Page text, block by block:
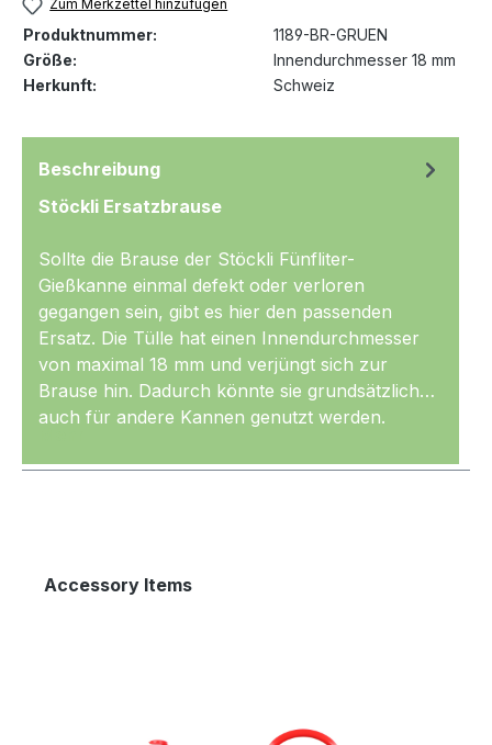
Zum Merkzettel hinzufügen
Produktnummer:
1189-BR-GRUEN
Größe:
Innendurchmesser 18 mm
Herkunft:
Schweiz
Beschreibung
Stöckli Ersatzbrause
Sollte die Brause der Stöckli Fünfliter-
Gießkanne einmal defekt oder verloren
gegangen sein, gibt es hier den passenden
Ersatz. Die Tülle hat einen Innendurchmesser
von maximal 18 mm und verjüngt sich zur
Brause hin. Dadurch könnte sie grundsätzlich
auch für andere Kannen genutzt werden.
Produktgalerie überspringen
Accessory Items